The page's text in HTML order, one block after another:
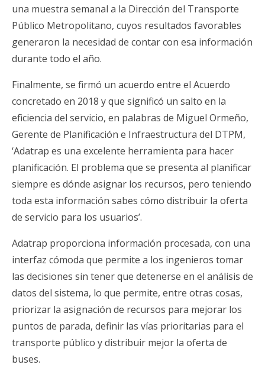
una muestra semanal a la Dirección del Transporte
Público Metropolitano, cuyos resultados favorables
generaron la necesidad de contar con esa información
durante todo el año.
Finalmente, se firmó un acuerdo entre el Acuerdo
concretado en 2018 y que significó un salto en la
eficiencia del servicio, en palabras de Miguel Ormeño,
Gerente de Planificación e Infraestructura del DTPM,
‘Adatrap es una excelente herramienta para hacer
planificación. El problema que se presenta al planificar
siempre es dónde asignar los recursos, pero teniendo
toda esta información sabes cómo distribuir la oferta
de servicio para los usuarios’.
Adatrap proporciona información procesada, con una
interfaz cómoda que permite a los ingenieros tomar
las decisiones sin tener que detenerse en el análisis de
datos del sistema, lo que permite, entre otras cosas,
priorizar la asignación de recursos para mejorar los
puntos de parada, definir las vías prioritarias para el
transporte público y distribuir mejor la oferta de
buses.